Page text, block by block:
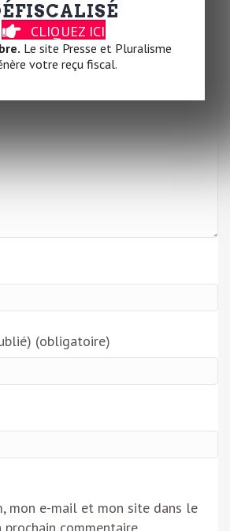
(obligatoire)
mon e-mail et mon site dans le
commentaire.
CLIQUEZ ICI
Le site Presse et Pluralisme
votre reçu fiscal.